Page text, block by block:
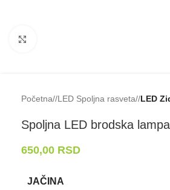
Početna/ LED Spoljna rasveta/ LED
Spoljna LED brodska
650,00 RSD
JAČINA